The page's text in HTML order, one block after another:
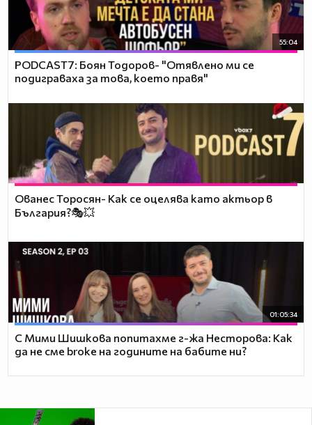
55:04
PODCAST7: ‪Боян Тодоров- "Отявлено ми се
подиграваха за това, което правя"
Ованес Торосян- Как се оцелява като актьор в
България?🎭💥
01:05:34
С Мими Шишкова попитахме г-жа Несторова: Как
да не сме broke на годините на бабите ни?